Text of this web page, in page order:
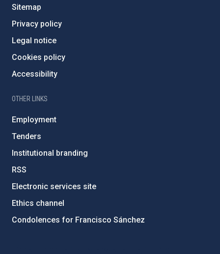
Sitemap
Privacy policy
Legal notice
Cookies policy
Accessibility
OTHER LINKS
Employment
Tenders
Institutional branding
RSS
Electronic services site
Ethics channel
Condolences for Francisco Sánchez